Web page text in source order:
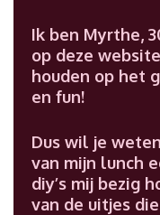
Ik ben Myrthe,
op deze
houden op het
en fun!
Dus wil je
van mijn lunch
diy’s mij bezig
van de uitjes